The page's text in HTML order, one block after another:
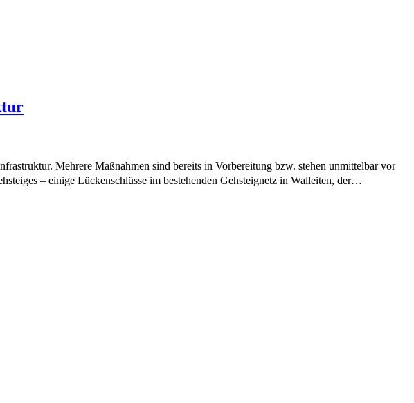
Mehrere Maßnahmen sind bereits in Vorbereitung bzw. stehen unmittelbar vor
– einige Lückenschlüsse im bestehenden Gehsteignetz in Walleiten, der…